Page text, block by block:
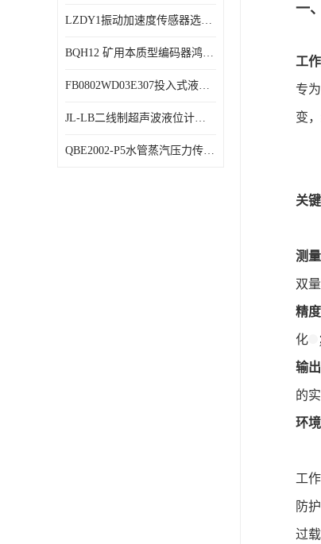
LZDY1振动加速度传感器选型资料
BQH12 矿用本质型编码器鸿泰产品实物展示
FB0802WD03E307投入式液位计鸿泰产品选型参数
JL-LB二线制超声波液位计鸿泰产品外形美观大方
QBE2002-P5水管蒸汽压力传感器西门子产品技术规格
一
工
专为
变
关
测
双
精
化
输
的
环
工
防
过